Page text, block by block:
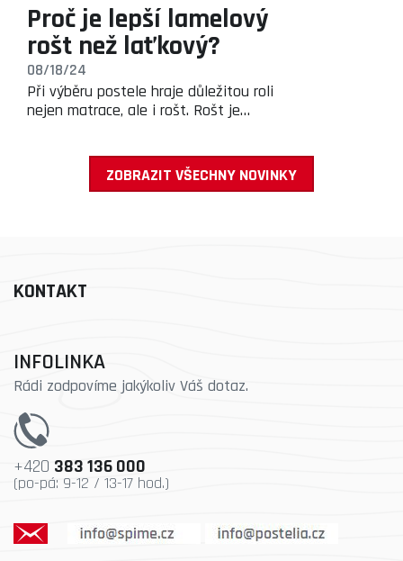
Proč je lepší lamelový
rošt než laťkový?
08/18/24
Při výběru postele hraje důležitou roli
nejen matrace, ale i rošt. Rošt je…
ZOBRAZIT VŠECHNY NOVINKY
KONTAKT
INFOLINKA
Rádi zodpovíme jakýkoliv Váš dotaz.
+420 383 136 000
(po-pá: 9-12 / 13-17 hod.)